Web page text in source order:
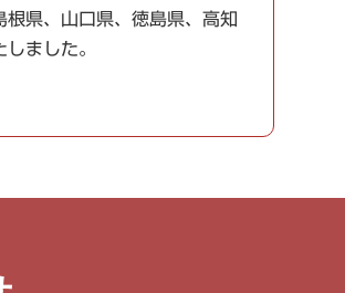
県、山口県、徳島県、高知
ました。